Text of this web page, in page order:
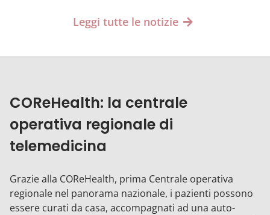
Leggi tutte le notizie
COReHealth: la centrale
operativa regionale di
telemedicina
Grazie alla COReHealth, prima Centrale operativa
regionale nel panorama nazionale, i pazienti possono
essere curati da casa, accompagnati ad una auto-